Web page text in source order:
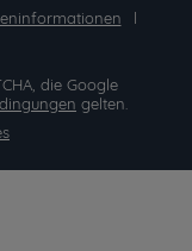
die Google
gelten.